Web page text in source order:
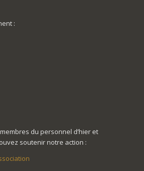
:
du personnel d’hier et
soutenir notre action :